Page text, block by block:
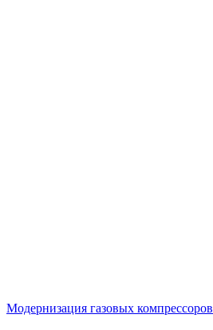
Модернизация газовых компрессоров